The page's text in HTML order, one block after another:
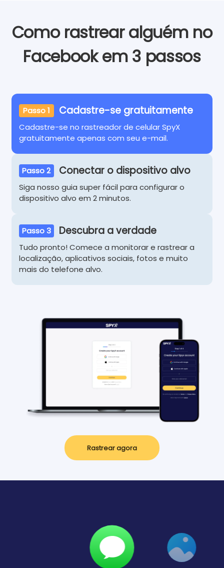
Como rastrear alguém no
Facebook em 3 passos
Passo 1 Cadastre-se gratuitamente
Cadastre-se no rastreador de celular SpyX
gratuitamente apenas com seu e-mail.
Passo 2 Conectar o dispositivo alvo
Siga nosso guia super fácil para configurar o
dispositivo alvo em 2 minutos.
Passo 3 Descubra a verdade
Tudo pronto! Comece a monitorar e rastrear a
localização, aplicativos sociais, fotos e muito
mais do telefone alvo.
Rastrear agora